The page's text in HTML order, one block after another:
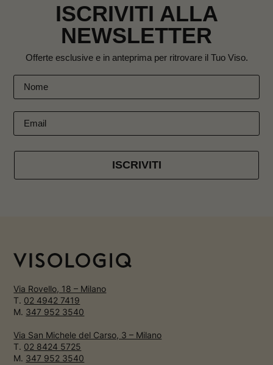
ISCRIVITI ALLA
NEWSLETTER
Offerte esclusive e in anteprima per ritrovare il Tuo Viso.
ISCRIVITI
Via Rovello, 18 – Milano
T. 02 4942 7419
M. 347 952 3540
Via San Michele del Carso, 3 – Milano
T. 02 8424 5725
M. 347 952 3540